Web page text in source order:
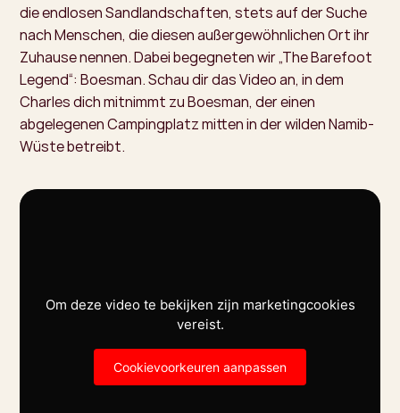
die endlosen Sandlandschaften, stets auf der Suche
nach Menschen, die diesen außergewöhnlichen Ort ihr
Zuhause nennen. Dabei begegneten wir „The Barefoot
Legend“: Boesman. Schau dir das Video an, in dem
Charles dich mitnimmt zu Boesman, der einen
abgelegenen Campingplatz mitten in der wilden Namib-
Wüste betreibt.
Om deze video te bekijken zijn marketingcookies
vereist.
Cookievoorkeuren aanpassen